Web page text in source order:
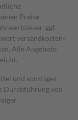
Preise
ggf.
versand­kosten­
Alle Angebote
und sonstigen
Durchführung von